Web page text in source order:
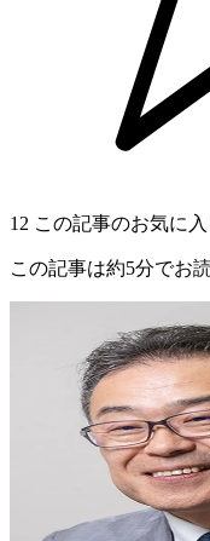
12 この記事のお気に
この記事は約5分でお